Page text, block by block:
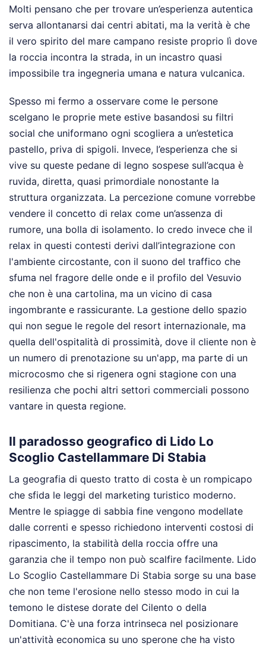
Molti pensano che per trovare un’esperienza autentica
serva allontanarsi dai centri abitati, ma la verità è che
il vero spirito del mare campano resiste proprio lì dove
la roccia incontra la strada, in un incastro quasi
impossibile tra ingegneria umana e natura vulcanica.
Spesso mi fermo a osservare come le persone
scelgano le proprie mete estive basandosi su filtri
social che uniformano ogni scogliera a un’estetica
pastello, priva di spigoli. Invece, l’esperienza che si
vive su queste pedane di legno sospese sull’acqua è
ruvida, diretta, quasi primordiale nonostante la
struttura organizzata. La percezione comune vorrebbe
vendere il concetto di relax come un’assenza di
rumore, una bolla di isolamento. Io credo invece che il
relax in questi contesti derivi dall’integrazione con
l'ambiente circostante, con il suono del traffico che
sfuma nel fragore delle onde e il profilo del Vesuvio
che non è una cartolina, ma un vicino di casa
ingombrante e rassicurante. La gestione dello spazio
qui non segue le regole del resort internazionale, ma
quella dell'ospitalità di prossimità, dove il cliente non è
un numero di prenotazione su un'app, ma parte di un
microcosmo che si rigenera ogni stagione con una
resilienza che pochi altri settori commerciali possono
vantare in questa regione.
Il paradosso geografico di Lido Lo
Scoglio Castellammare Di Stabia
La geografia di questo tratto di costa è un rompicapo
che sfida le leggi del marketing turistico moderno.
Mentre le spiagge di sabbia fine vengono modellate
dalle correnti e spesso richiedono interventi costosi di
ripascimento, la stabilità della roccia offre una
garanzia che il tempo non può scalfire facilmente. Lido
Lo Scoglio Castellammare Di Stabia sorge su una base
che non teme l'erosione nello stesso modo in cui la
temono le distese dorate del Cilento o della
Domitiana. C'è una forza intrinseca nel posizionare
un'attività economica su uno sperone che ha visto